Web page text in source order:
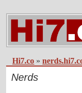
Hi7.co »
Nerds